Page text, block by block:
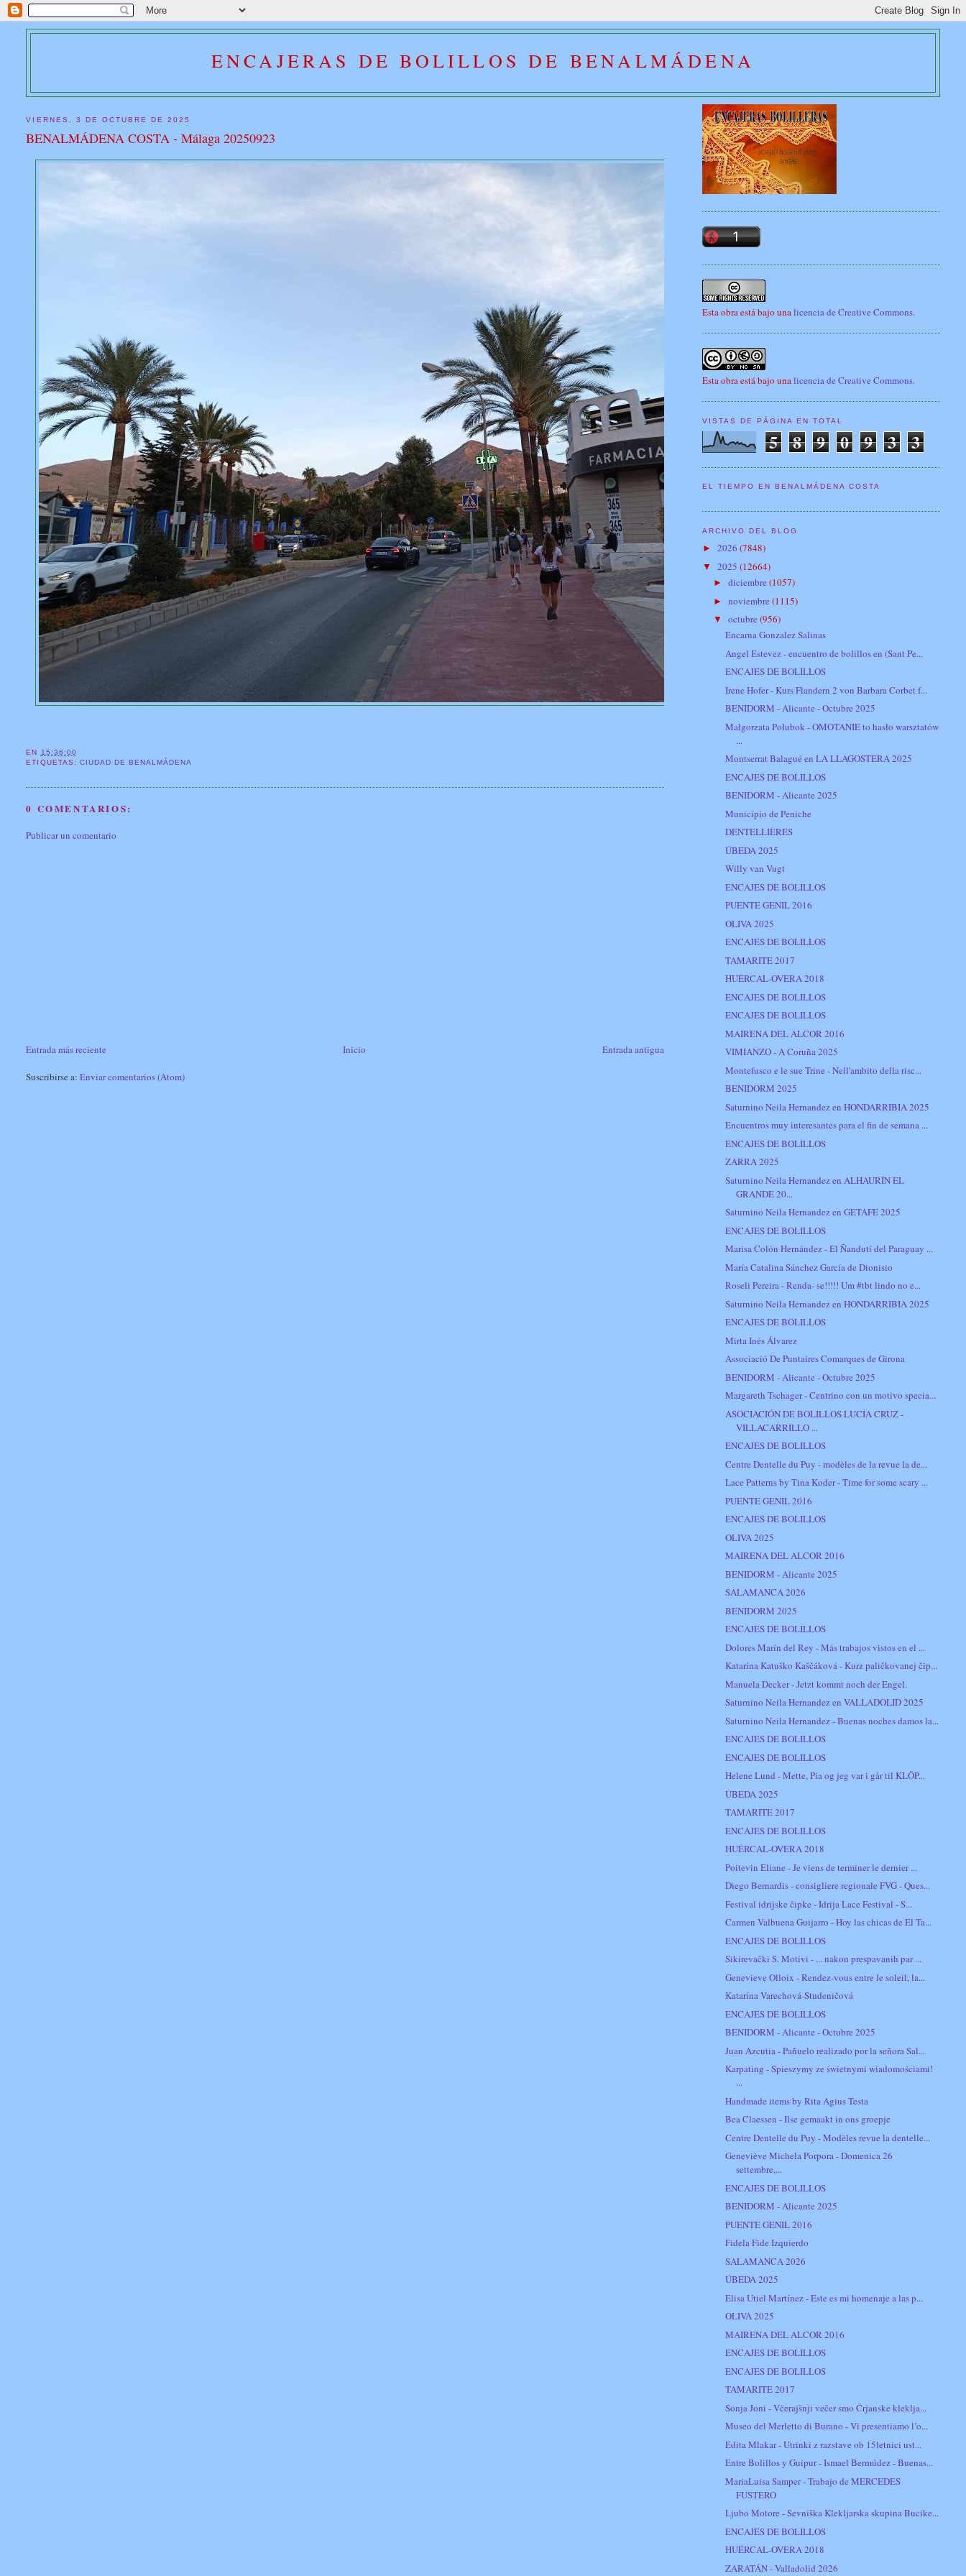
ENCAJERAS DE BOLILLOS DE BENALMÁDENA
VIERNES, 3 DE OCTUBRE DE 2025
BENALMÁDENA COSTA - Málaga 20250923
EN 15:36:00
ETIQUETAS: CIUDAD DE BENALMÁDENA
0 COMENTARIOS:
Publicar un comentario
Entrada más reciente Entrada antigua
Inicio
Suscribirse a:Enviar comentarios (Atom)
Esta obra está bajo una licencia de Creative Commons.
Esta obra está bajo una licencia de Creative Commons.
VISTAS DE PÁGINA EN TOTAL
5 8 9 0 9 3 3
EL TIEMPO EN BENALMÁDENA COSTA
ARCHIVO DEL BLOG
► 2026 (7848)
▼ 2025 (12664)
►diciembre(1057)
►noviembre(1115)
▼octubre(956)
Encarna Gonzalez Salinas
Angel Estevez - encuentro de bolillos en (Sant Pe...
ENCAJES DE BOLILLOS
Irene Hofer - Kurs Flandern 2 von Barbara Corbet f...
BENIDORM - Alicante - Octubre 2025
Małgorzata Połubok - OMOTANIE to hasło warsztatów
...
Montserrat Balagué en LA LLAGOSTERA 2025
ENCAJES DE BOLILLOS
BENIDORM - Alicante 2025
Município de Peniche
DENTELLIÈRES
ÚBEDA 2025
Willy van Vugt
ENCAJES DE BOLILLOS
PUENTE GENIL 2016
OLIVA 2025
ENCAJES DE BOLILLOS
TAMARITE 2017
HUÉRCAL-OVERA 2018
ENCAJES DE BOLILLOS
ENCAJES DE BOLILLOS
MAIRENA DEL ALCOR 2016
VIMIANZO - A Coruña 2025
Montefusco e le sue Trine - Nell'ambito della risc...
BENIDORM 2025
Saturnino Neila Hernandez en HONDARRIBIA 2025
Encuentros muy interesantes para el fin de semana ...
ENCAJES DE BOLILLOS
ZARRA 2025
Saturnino Neila Hernandez en ALHAURÍN EL
GRANDE 20...
Saturnino Neila Hernandez en GETAFE 2025
ENCAJES DE BOLILLOS
Marisa Colón Hernández - El Ñandutí del Paraguay ...
María Catalina Sánchez García de Dionisio
Roseli Pereira - Renda- se!!!!! Um #tbt lindo no e...
Saturnino Neila Hernandez en HONDARRIBIA 2025
ENCAJES DE BOLILLOS
Mirta Inés Álvarez
Associació De Puntaires Comarques de Girona
BENIDORM - Alicante - Octubre 2025
Margareth Tschager - Centrino con un motivo specia...
ASOCIACIÓN DE BOLILLOS LUCÍA CRUZ -
VILLACARRILLO ...
ENCAJES DE BOLILLOS
Centre Dentelle du Puy - modèles de la revue la de...
Lace Patterns by Tina Koder - Time for some scary ...
PUENTE GENIL 2016
ENCAJES DE BOLILLOS
OLIVA 2025
MAIRENA DEL ALCOR 2016
BENIDORM - Alicante 2025
SALAMANCA 2026
BENIDORM 2025
ENCAJES DE BOLILLOS
Dolores Marín del Rey - Más trabajos vistos en el ...
Katarína Katuško Kaščáková - Kurz paličkovanej čip...
Manuela Decker - Jetzt kommt noch der Engel.
Saturnino Neila Hernandez en VALLADOLID 2025
Saturnino Neila Hernandez - Buenas noches damos la...
ENCAJES DE BOLILLOS
ENCAJES DE BOLILLOS
Helene Lund - Mette, Pia og jeg var i går til KLÖP...
ÚBEDA 2025
TAMARITE 2017
ENCAJES DE BOLILLOS
HUÉRCAL-OVERA 2018
Poitevin Eliane - Je viens de terminer le dernier ...
Diego Bernardis - consigliere regionale FVG - Ques...
Festival idrijske čipke - Idrija Lace Festival - S...
Carmen Valbuena Guijarro - Hoy las chicas de El Ta...
ENCAJES DE BOLILLOS
Sikirevački S. Motivi - ... nakon prespavanih par ...
Genevieve Olloix - Rendez-vous entre le soleil, la...
Katarína Varechová-Studeničová
ENCAJES DE BOLILLOS
BENIDORM - Alicante - Octubre 2025
Juan Azcutia - Pañuelo realizado por la señora Sal...
Karpating - Spieszymy ze świetnymi wiadomościami!
...
Handmade items by Rita Agius Testa
Bea Claessen - Ilse gemaakt in ons groepje
Centre Dentelle du Puy - Modèles revue la dentelle...
Geneviève Michela Porpora - Domenica 26
settembre,...
ENCAJES DE BOLILLOS
BENIDORM - Alicante 2025
PUENTE GENIL 2016
Fidela Fide Izquierdo
SALAMANCA 2026
ÚBEDA 2025
Elisa Utiel Martínez - Este es mi homenaje a las p...
OLIVA 2025
MAIRENA DEL ALCOR 2016
ENCAJES DE BOLILLOS
ENCAJES DE BOLILLOS
TAMARITE 2017
Sonja Joni - Včerajšnji večer smo Črjanske kleklja...
Museo del Merletto di Burano - Vi presentiamo l’o...
Edita Mlakar - Utrinki z razstave ob 15letnici ust...
Entre Bolillos y Guipur - Ismael Bermúdez - Buenas...
MariaLuisa Samper - Trabajo de MERCEDES
FUSTERO
Ljubo Motore - Sevniška Klekljarska skupina Bucike...
ENCAJES DE BOLILLOS
HUÉRCAL-OVERA 2018
ZARATÁN - Valladolid 2026